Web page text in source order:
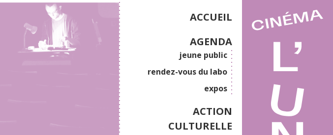
ACCUEIL
AGENDA
jeune public
rendez-vous du labo
expos
ACTION
CULTURELLE